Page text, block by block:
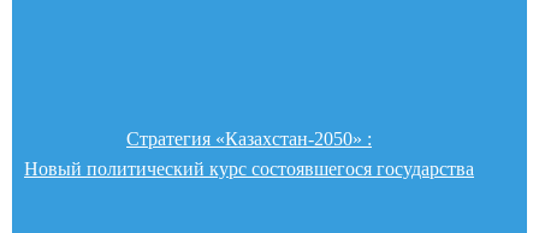
Стратегия «Казахстан-2050» :
Новый политический курс состоявшегося государства